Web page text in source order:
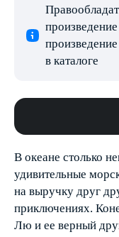
в каталоге
В океане столько
удивительные
на выручку друг
приключениях.
Лю и ее верный